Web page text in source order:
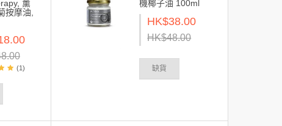
薰
按摩油,
(1)
機椰子油 100ml
HK$38.00
HK$48.00
缺貨